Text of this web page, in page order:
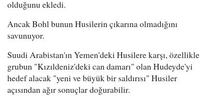
olduğunu ekledi.
Ancak Bohl bunun Husilerin çıkarına olmadığını
savunuyor.
Suudi Arabistan'ın Yemen'deki Husilere karşı, özellikle
grubun "Kızıldeniz'deki can damarı" olan Hudeyde'yi
hedef alacak "yeni ve büyük bir saldırısı" Husiler
açısından ağır sonuçlar doğurabilir.